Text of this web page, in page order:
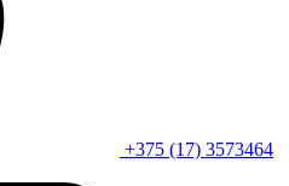
+375 (17) 3573464